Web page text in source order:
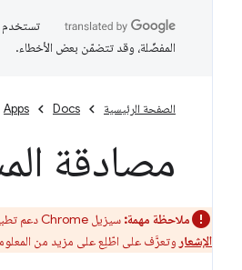
المفضّلة، وقد تتضمّن بعض الأخطاء.
الصفحة الرئيسية Docs
Apps
مصادقة
ملاحظة مهمة: سيزيل Chrome دعم تطبيقات Chrome على جميع الأنظمة الأساسية. متصفح Chrome سيستمر "سوق Chrome الإلكتروني" في إتاحة الإضافات.
الإشعار وتعرَّف على اطّلِع على مزيد من